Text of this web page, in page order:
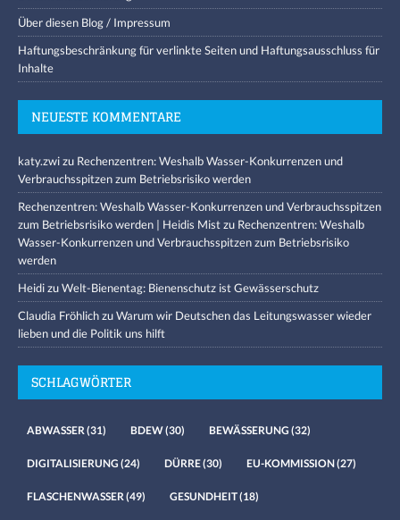
Über diesen Blog / Impressum
Haftungsbeschränkung für verlinkte Seiten und Haftungsausschluss für
Inhalte
NEUESTE KOMMENTARE
katy.zwizu Rechenzentren: Weshalb Wasser-Konkurrenzen und
Verbrauchsspitzen zum Betriebsrisiko werden
Rechenzentren: Weshalb Wasser-Konkurrenzen und Verbrauchsspitzen
zum Betriebsrisiko werden | Heidis Mistzu Rechenzentren: Weshalb
Wasser-Konkurrenzen und Verbrauchsspitzen zum Betriebsrisiko
werden
HeidizuWelt-Bienentag: Bienenschutz ist Gewässerschutz
Claudia FröhlichzuWarum wir Deutschen das Leitungswasser wieder
lieben und die Politik uns hilft
SCHLAGWÖRTER
ABWASSER (31) BDEW(30) BEWÄSSERUNG (32)
DIGITALISIERUNG (24) DÜRRE(30) EU-KOMMISSION(27)
FLASCHENWASSER (49) GESUNDHEIT(18)